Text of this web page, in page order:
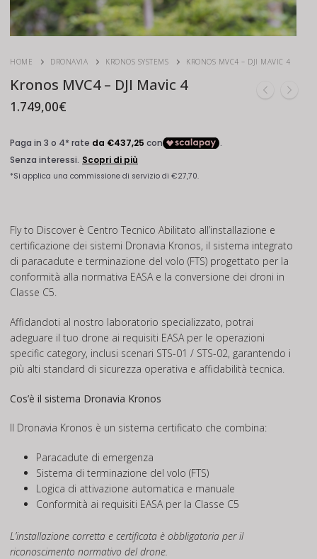
HOME DRONAVIA KRONOS SYSTEMS KRONOS MVC4 – DJI MAVIC 4
Kronos MVC4 – DJI Mavic 4
1.749,00€
Fly to Discover è Centro Tecnico Abilitato all’installazione e
certificazione dei sistemi Dronavia Kronos, il sistema integrato
di paracadute e terminazione del volo (FTS) progettato per la
conformità alla normativa EASA e la conversione dei droni in
Classe C5.
Affidandoti al nostro laboratorio specializzato, potrai
adeguare il tuo drone ai requisiti EASA per le operazioni
specific category, inclusi scenari STS-01 / STS-02, garantendo i
più alti standard di sicurezza operativa e affidabilità tecnica.
Cos’è il sistema Dronavia Kronos
Il Dronavia Kronos è un sistema certificato che combina:
Paracadute di emergenza
Sistema di terminazione del volo (FTS)
Logica di attivazione automatica e manuale
Conformità ai requisiti EASA per la Classe C5
L’installazione corretta e certificata è obbligatoria per il
riconoscimento normativo del drone.